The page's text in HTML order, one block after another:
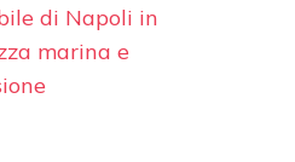
di Napoli in
marina e